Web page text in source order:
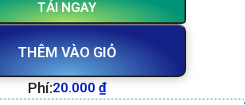
THÊM VÀO GIỎ
TẢI NGAY
Phí:20.000 ₫